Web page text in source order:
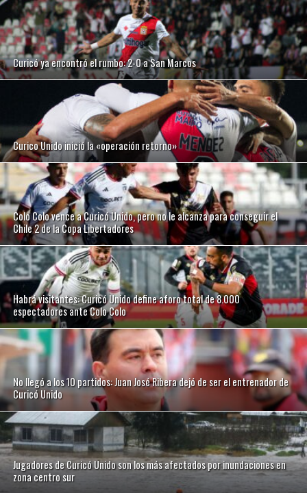
Curicó ya encontró el rumbo: 2-0 a San Marcos
Curico Unido inició la «operación retorno»
Colo Colo vence a Curicó Unido, pero no le alcanza para conseguir el
Chile 2 de la Copa Libertadores
Habrá visitantes: Curicó Unido define aforo total de 8.000
espectadores ante Colo Colo
No llegó a los 10 partidos: Juan José Ribera dejó de ser el entrenador de
Curicó Unido
Jugadores de Curicó Unido son los más afectados por inundaciones en
zona centro sur